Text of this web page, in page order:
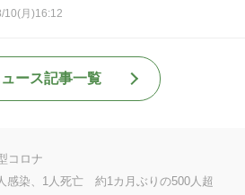
10(月)16:12
ース記事一覧
コロナ
感染、1人死亡 約1カ月ぶりの500人超